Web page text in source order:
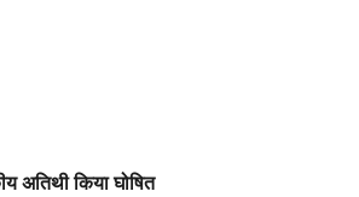
अतिथी किया घोषित